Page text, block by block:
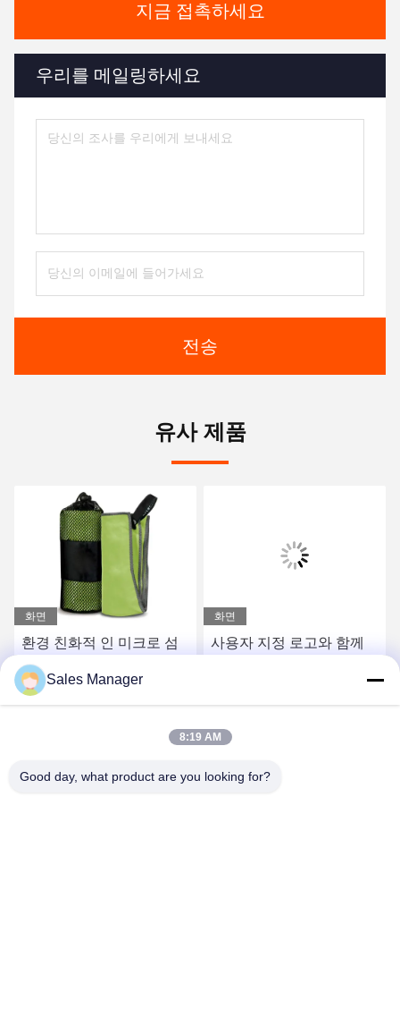
지금 접촉하세요
우리를 메일링하세요
전송
유사 제품
화면
환경 친화적 인 미크로 섬
유 엠보스 체육관 스포츠
수건 dropshipping
최상의 가격을 얻으세요
화면
사용자 지정 로고와 함께
Sales Manager
8:19 AM
Good day, what product are you looking for?